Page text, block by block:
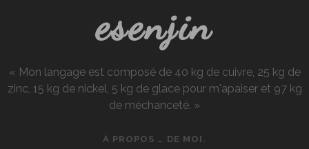
esenjin
« Mon langage est composé de 40 kg de cuivre, 25 kg de
zinc, 15 kg de nickel, 5 kg de glace pour m'apaiser et 97 kg
de méchanceté. »
À PROPOS … DE MOI.